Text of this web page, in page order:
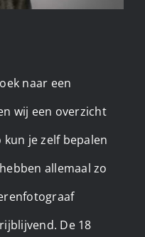
naar een
wij een overzicht
je zelf bepalen
allemaal zo
De 18